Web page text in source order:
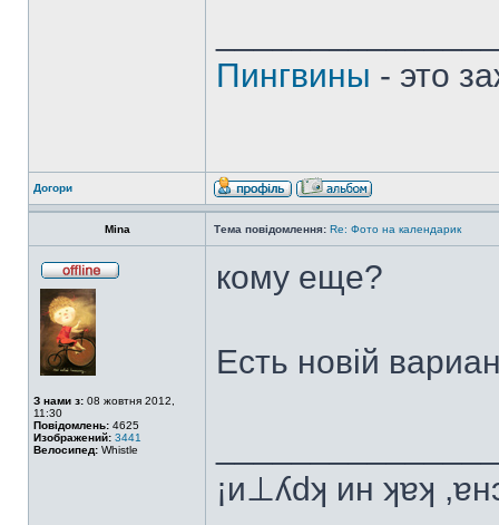
Пингвины - это
Догори
Mina Тема повідомлення: Re: Фото на календарик
З нами з: 08 жовтня 2012,
11:30
Повідомлень: 4625
Изображений: 3441
Велосипед: Whistle
кому еще?
Есть новій
¡и⊥ʎdʞ ин ʞɐʞ